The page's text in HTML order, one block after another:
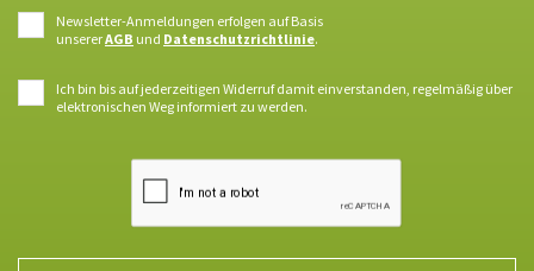
Newsletter-Anmeldungen erfolgen auf Basis
unsererAGB und Datenschutzrichtlinie.
Ich bin bis auf jederzeitigen Widerruf damit einverstanden, regelmäßig über
elektronischen Weg informiert zu werden.